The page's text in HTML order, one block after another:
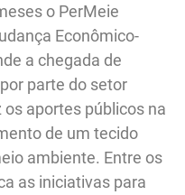
o PerMeie
Econômico-
a chegada de
parte do setor
aportes públicos na
de um tecido
ambiente. Entre os
as iniciativas para